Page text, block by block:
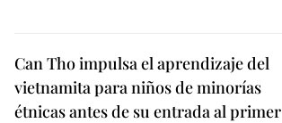
Can Tho impulsa el aprendizaje del
vietnamita para niños de minorías
étnicas antes de su entrada al primer